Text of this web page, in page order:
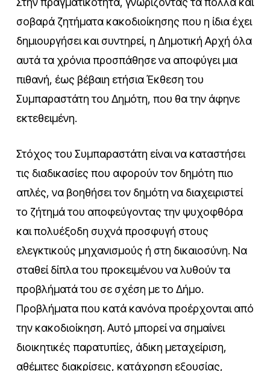
σοβαρά ζητήματα κακοδιοίκησης που η ίδια έχει
δημιουργήσει και συντηρεί, η Δημοτική Αρχή όλα
αυτά τα χρόνια προσπάθησε να αποφύγει μια
πιθανή, έως βέβαιη ετήσια Έκθεση του
Συμπαραστάτη του Δημότη, που θα την άφηνε
εκτεθειμένη.
Στόχος του Συμπαραστάτη είναι να καταστήσει
τις διαδικασίες που αφορούν τον δημότη πιο
απλές, να βοηθήσει τον δημότη να διαχειριστεί
το ζήτημά του αποφεύγοντας την ψυχοφθόρα
και πολυέξοδη συχνά προσφυγή στους
ελεγκτικούς μηχανισμούς ή στη δικαιοσύνη. Να
σταθεί δίπλα του προκειμένου να λυθούν τα
προβλήματά του σε σχέση με το Δήμο.
Προβλήματα που κατά κανόνα προέρχονται από
την κακοδιοίκηση. Αυτό μπορεί να σημαίνει
διοικητικές παρατυπίες, άδικη μεταχείριση,
αθέμιτες διακρίσεις, κατάχρηση εξουσίας,